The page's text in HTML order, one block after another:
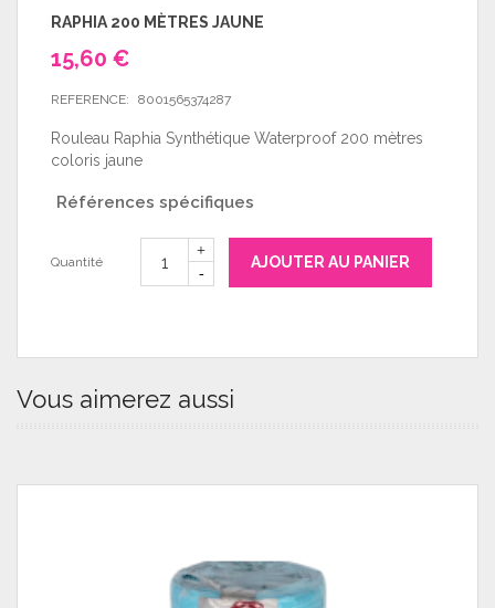
RAPHIA 200 MÈTRES JAUNE
15,60 €
REFERENCE: 8001565374287
Rouleau Raphia Synthétique Waterproof 200 mètres
coloris jaune
Références spécifiques
Quantité AJOUTER AU PANIER
Vous aimerez aussi